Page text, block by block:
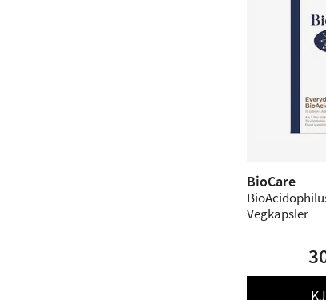
BioCare
Vegkapsler